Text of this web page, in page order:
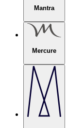
Mantra
Mercure